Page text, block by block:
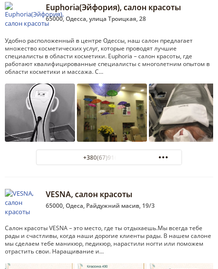
Euphoria(Эйфория), салон красоты
65000, Одесса, улица Троицкая, 28
Удобно расположенный в центре Одессы, наш салон предлагает
множество косметических услуг, которые проводят лучшие
специалисты в области косметики. Euphoria – салон красоты, где
работают квалифицированные специалисты с многолетним опытом в
области косметики и массажа. С…
+380(67)916-83-68
VESNA, салон красоты
65000, Одеса, Райдужний масив, 19/3
Салон красоты VESNA – это место, где ты отдыхаешь.Мы всегда тебе
рады и счастливы, когда наши дорогие клиенты рады. В нашем салоне
мы сделаем тебе маникюр, педикюр, нарастили ногти или поможем
отрастить свои. Наращивание и…